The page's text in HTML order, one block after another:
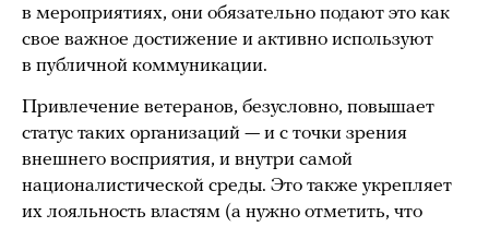
в мероприятиях, они обязательно подают это как
свое важное достижение и активно используют
в публичной коммуникации.
Привлечение ветеранов, безусловно, повышает
статус таких организаций — и с точки зрения
внешнего восприятия, и внутри самой
националистической среды. Это также укрепляет
их лояльность властям (а нужно отметить, что